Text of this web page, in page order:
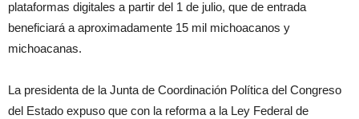
plataformas digitales a partir del 1 de julio, que de entrada
beneficiará a aproximadamente 15 mil michoacanos y
michoacanas.
La presidenta de la Junta de Coordinación Política del Congreso
del Estado expuso que con la reforma a la Ley Federal de